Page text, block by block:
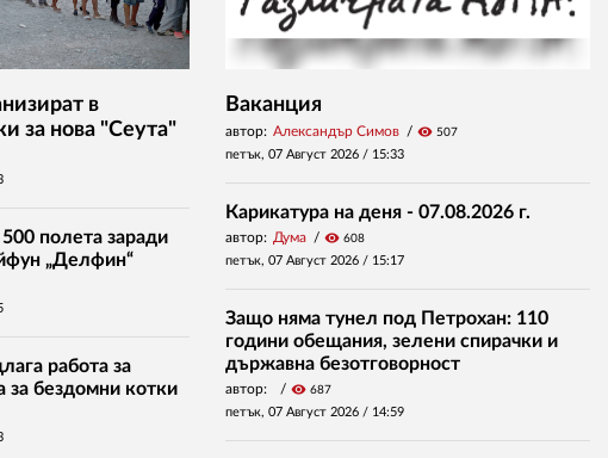
в
за нова "Сеута"
полета заради
„Делфин“
работа за
за бездомни котки
Ваканция
автор: Александър Симов visibility 507
петък, 07 Август 2026 / 15:33
Карикатура на деня - 07.08.2026 г.
автор: Дума visibility 608
петък, 07 Август 2026 / 15:17
Защо няма тунел под Петрохан: 110
години обещания, зелени спирачки и
държавна безотговорност
автор: visibility 687
петък, 07 Август 2026 / 14:59